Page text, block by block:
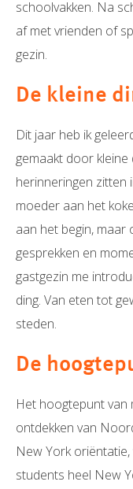
schoolvakken. Na
af met vrienden of
gezin.
De kleine
Dit jaar heb ik
gemaakt door kleine
herinneringen zitten
moeder aan het
aan het begin, maar
gesprekken en
gastgezin me
ding. Van eten tot
steden.
De
Het hoogtepunt van
ontdekken van
New York
students heel New